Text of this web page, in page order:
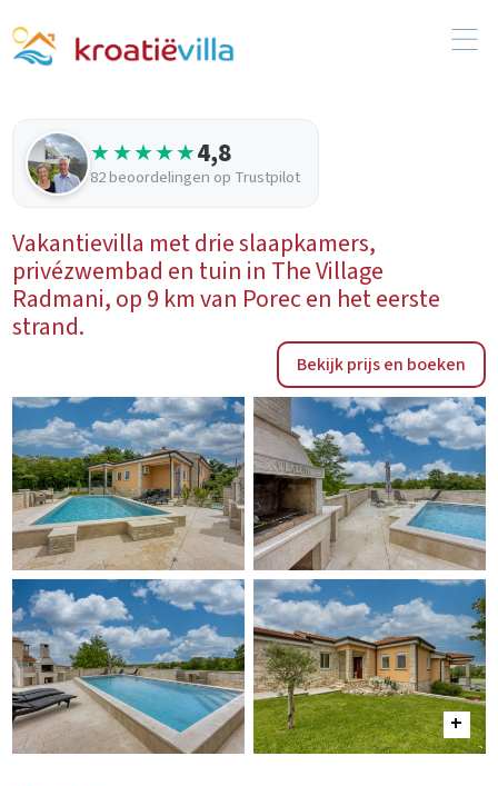
★★★★★4,8
82 beoordelingen op Trustpilot
Vakantievilla met drie slaapkamers,
privézwembad en tuin in The Village
Radmani, op 9 km van Porec en het eerste
strand.
Bekijk prijs en boeken